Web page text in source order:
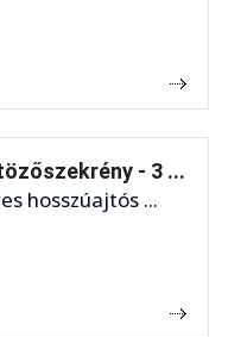
- 3 ...
hosszúajtós ...